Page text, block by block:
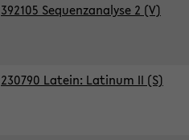
392105 Sequenzanalyse 2 (V)
230790 Latein: Latinum II (S)